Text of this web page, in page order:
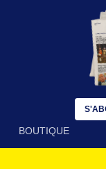
BOUTIQUE